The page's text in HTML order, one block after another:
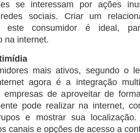
se interessam por ações
sociais. Criar um
este consumidor é ideal,
na internet.
mais ativos, segundo o
agora é a integração
empresas de aproveitar de
pode realizar na internet,
e mostrar sua
canais e opções de acesso a